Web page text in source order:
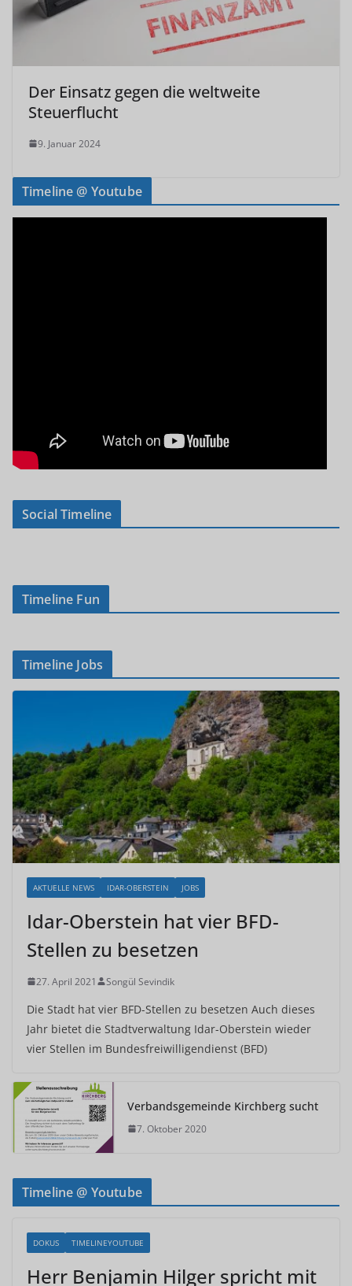
Der Einsatz gegen die weltweite
Steuerflucht
9. Januar 2024
Timeline @ Youtube
Social Timeline
Timeline Fun
Timeline Jobs
AKTUELLE NEWS IDAR-OBERSTEIN JOBS
Idar-Oberstein hat vier BFD-
Stellen zu besetzen
27. April 2021 Songül Sevindik
Die Stadt hat vier BFD-Stellen zu besetzen Auch dieses
Jahr bietet die Stadtverwaltung Idar-Oberstein wieder
vier Stellen im Bundesfreiwilligendienst (BFD)
Verbandsgemeinde Kirchberg sucht
7. Oktober 2020
Timeline @ Youtube
DOKUS TIMELINEYOUTUBE
Herr Benjamin Hilger spricht mit